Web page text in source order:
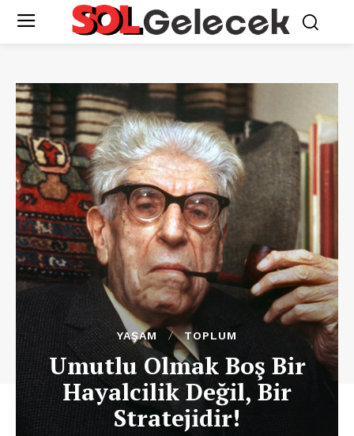
YAŞAM TOPLUM
Umutlu Olmak Boş Bir
Hayalcilik Değil, Bir
Stratejidir!